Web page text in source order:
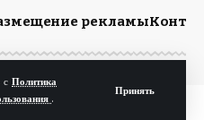
с Политика
.
Принять
рекламы
защищены.